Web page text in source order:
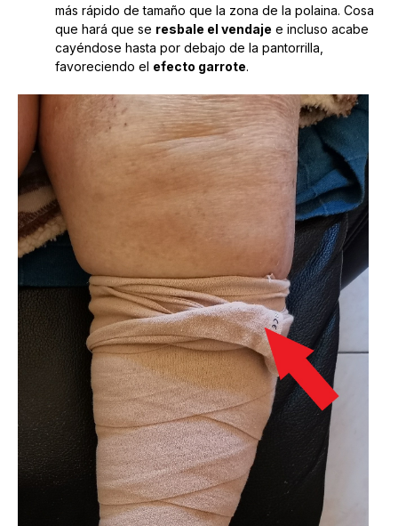
más rápido de tamaño que la zona de la polaina. Cosa
que hará que se resbale el vendaje e incluso acabe
cayéndose hasta por debajo de la pantorrilla,
favoreciendo el efecto garrote.